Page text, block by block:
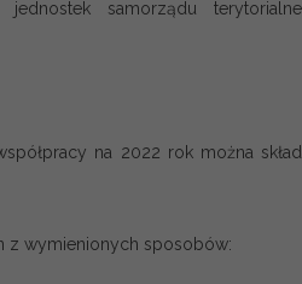
samorządu
na 2022 rok można
z wymienionych sposobów: